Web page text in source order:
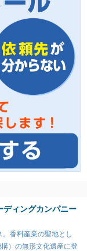
ディングカンパニー
香料産業の聖地とし
）の無形文化遺産に登